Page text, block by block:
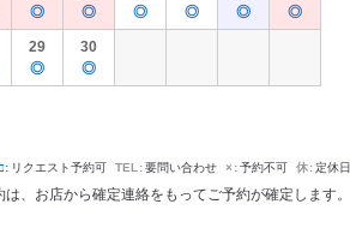
◎
◎
◎
◎
◎
◎
29
◎
30
◎
リクエスト予約可 TEL 要問い合わせ × 予約不可 休 定休日
、お店から確定連絡をもってご予約が確定します。